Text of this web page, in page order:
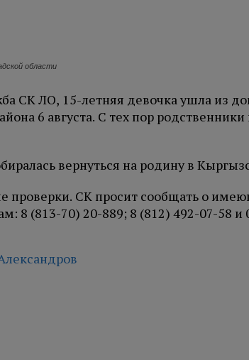
области
СК ЛО, 15-летняя девочка ушла из
6 августа. С тех пор
вернуться на родину в
проверки. СК просит сообщать о
8 (813-70) 20-889; 8 (812) 492-07-58 и